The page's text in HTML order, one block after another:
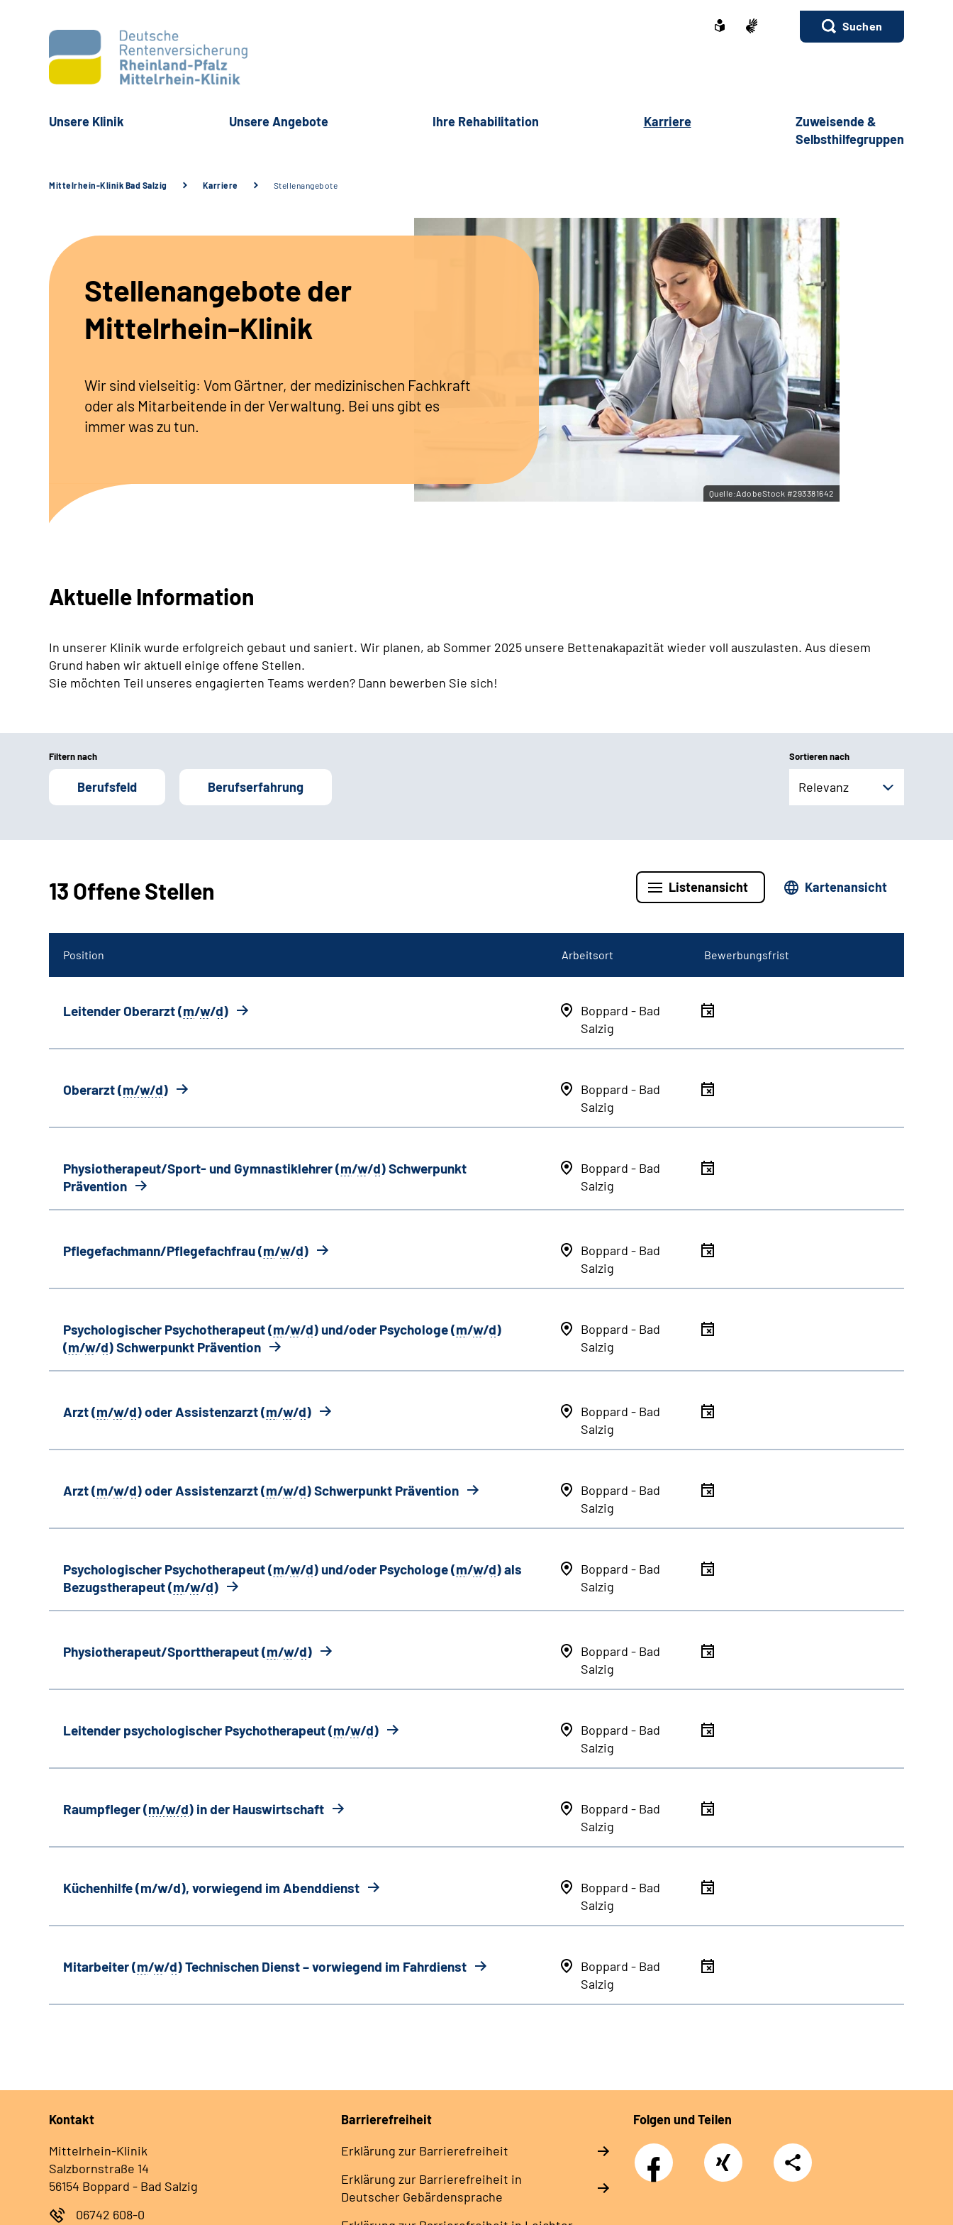
Suchen
Unsere Klinik Unsere Angebote Ihre Rehabilitation Karriere
Zuweisende &
Selbsthilfegruppen
Mittelrhein-Klinik Bad Salzig Karriere Stellenangebote
Stellenangebote der
Mittelrhein-Klinik
Wir sind vielseitig: Vom Gärtner, der medizinischen Fachkraft
oder als Mitarbeitende in der Verwaltung. Bei uns gibt es
immer was zu tun.
Quelle:AdobeStock #293381642
Aktuelle Information
In unserer Klinik wurde erfolgreich gebaut und saniert. Wir planen, ab Sommer 2025 unsere Bettenakapazität wieder voll auszulasten. Aus diesem
Grund haben wir aktuell einige offene Stellen.
Sie möchten Teil unseres engagierten Teams werden? Dann bewerben Sie sich!
Filtern nach
Berufsfeld Berufserfahrung
Sortieren nach
Relevanz
13 Offene Stellen Listenansicht Kartenansicht
Position Arbeitsort Bewerbungsfrist
Leitender Oberarzt (m/w/d)
Boppard - Bad
Salzig
Oberarzt (m/w/d)
Boppard - Bad
Salzig
Physiotherapeut/Sport- und Gymnastiklehrer (m/w/d) Schwerpunkt
Prävention
Boppard - Bad
Salzig
Pflegefachmann/Pflegefachfrau (m/w/d)
Boppard - Bad
Salzig
Psychologischer Psychotherapeut (m/w/d) und/oder Psychologe (m/w/d)
(m/w/d) Schwerpunkt Prävention
Boppard - Bad
Salzig
Arzt (m/w/d) oder Assistenzarzt (m/w/d)
Boppard - Bad
Salzig
Arzt (m/w/d) oder Assistenzarzt (m/w/d) Schwerpunkt Prävention
Boppard - Bad
Salzig
Psychologischer Psychotherapeut (m/w/d) und/oder Psychologe (m/w/d) als
Bezugstherapeut (m/w/d)
Boppard - Bad
Salzig
Physiotherapeut/Sporttherapeut (m/w/d)
Boppard - Bad
Salzig
Leitender psychologischer Psychotherapeut (m/w/d)
Boppard - Bad
Salzig
Raumpfleger (m/w/d) in der Hauswirtschaft
Boppard - Bad
Salzig
Küchenhilfe (m/w/d), vorwiegend im Abenddienst
Boppard - Bad
Salzig
Mitarbeiter (m/w/d) Technischen Dienst – vorwiegend im Fahrdienst
Boppard - Bad
Salzig
Kontakt
Mittelrhein-Klinik
Salzbornstraße 14
56154 Boppard - Bad Salzig
06742 608-0
Barrierefreiheit
Erklärung zur Barrierefreiheit
Erklärung zur Barrierefreiheit in
Deutscher Gebärdensprache
Folgen und Teilen
Facebook Xing
Teilen